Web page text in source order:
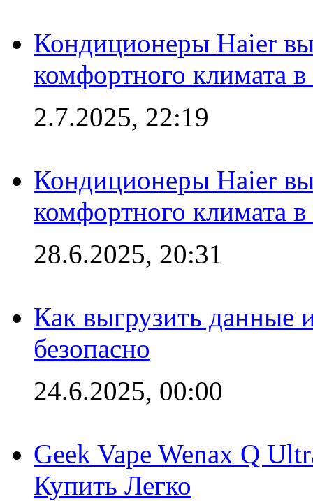
Кондиционеры Haier
комфортного климата
2.7.2025, 22:19
Кондиционеры Haier
комфортного климата
28.6.2025, 20:31
Как выгрузить данные
безопасно
24.6.2025, 00:00
Geek Vape Wenax Q
Купить Легко